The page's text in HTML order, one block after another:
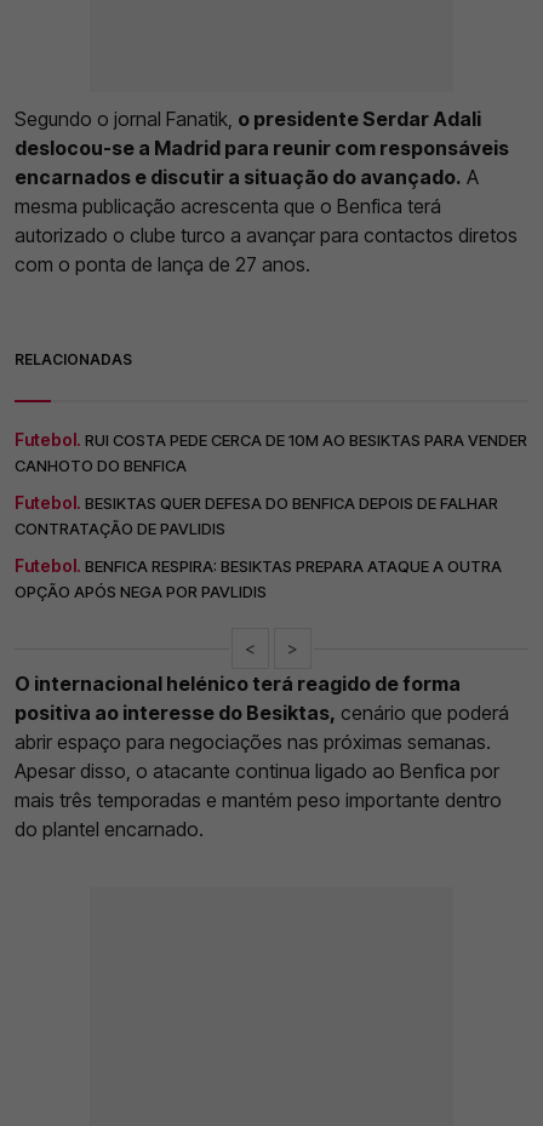
Segundo o jornal Fanatik, o presidente Serdar Adali
deslocou-se a Madrid para reunir com responsáveis
encarnados e discutir a situação do avançado. A
mesma publicação acrescenta que o Benfica terá
autorizado o clube turco a avançar para contactos diretos
com o ponta de lança de 27 anos.
RELACIONADAS
Futebol. RUI COSTA PEDE CERCA DE 10M AO BESIKTAS PARA VENDER
CANHOTO DO BENFICA
Futebol. BESIKTAS QUER DEFESA DO BENFICA DEPOIS DE FALHAR
CONTRATAÇÃO DE PAVLIDIS
Futebol. BENFICA RESPIRA: BESIKTAS PREPARA ATAQUE A OUTRA
OPÇÃO APÓS NEGA POR PAVLIDIS
< >
O internacional helénico terá reagido de forma
positiva ao interesse do Besiktas, cenário que poderá
abrir espaço para negociações nas próximas semanas.
Apesar disso, o atacante continua ligado ao Benfica por
mais três temporadas e mantém peso importante dentro
do plantel encarnado.